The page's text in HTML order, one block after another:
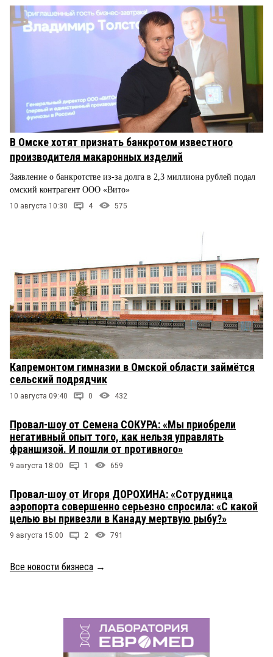
В Омске хотят признать банкротом известного
производителя макаронных изделий
Заявление о банкротстве из-за долга в 2,3 миллиона рублей подал
омский контрагент ООО «Вито»
10 августа 10:30 4 575
Капремонтом гимназии в Омской области займётся
сельский подрядчик
10 августа 09:40 0 432
Провал-шоу от Семена СОКУРА: «Мы приобрели
негативный опыт того, как нельзя управлять
франшизой. И пошли от противного»
9 августа 18:00 1 659
Провал-шоу от Игоря ДОРОХИНА: «Сотрудница
аэропорта совершенно серьезно спросила: «С какой
целью вы привезли в Канаду мертвую рыбу?»
9 августа 15:00 2 791
Все новости бизнеса →